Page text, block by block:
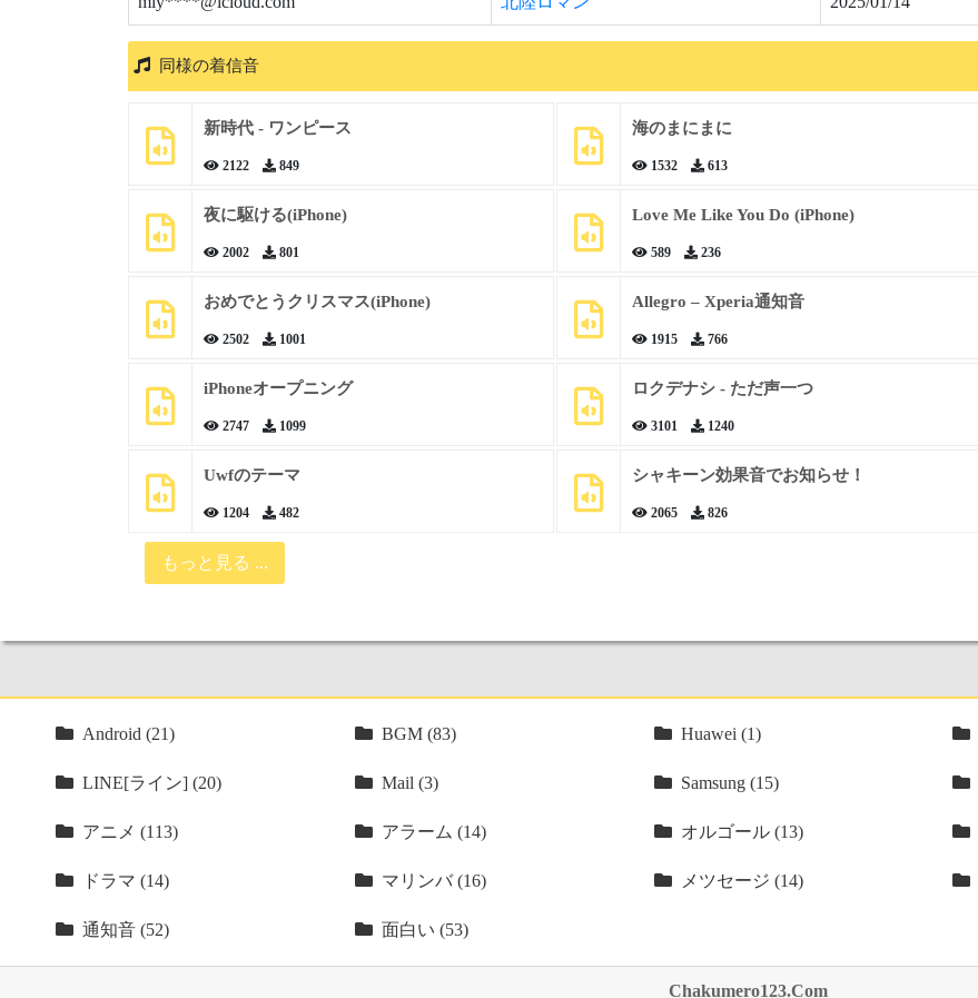
同様の着信音
新時代 - ワンピース
2122 849
海のまにまに
1532 613
夜に駆ける(iPhone)
2002 801
Love Me Like You Do (iPhone)
589 236
おめでとうクリスマス(iPhone)
2502 1001
Allegro – Xperia通知音
1915 766
iPhoneオープニング
2747 1099
ロクデナシ - ただ声一つ
3101 1240
Uwfのテーマ
1204 482
シャキーン効果音でお知らせ！
2065 826
もっと見る ...
Android (21) BGM (83) Huawei (1)
LINE[ライン] (20) Mail (3) Samsung (15)
アニメ (113) アラーム (14) オルゴール (13)
ドラマ (14) マリンバ (16) メツセージ (14)
通知音 (52) 面白い (53)
Chakumero123.Com